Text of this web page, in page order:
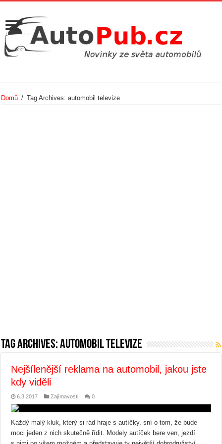
Domů / Tag Archives: automobil televize
Tag Archives:automobil televize
Nejšílenější reklama na automobil, jakou jste
kdy viděli
6.3.2017 Zajímavosti 0
Každý malý kluk, který si rád hraje s autíčky, sní o tom, že bude
moci jeden z nich skutečně řídit. Modely autíček bere ven, jezdí